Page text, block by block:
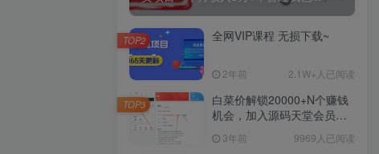
全网VIP课程 无损下载~
2年前 2.1W+人已阅读
TOP2
白菜价解锁20000+N个赚钱
机会，加入源码天堂会员，
3年前 9969人已阅读
TOP3